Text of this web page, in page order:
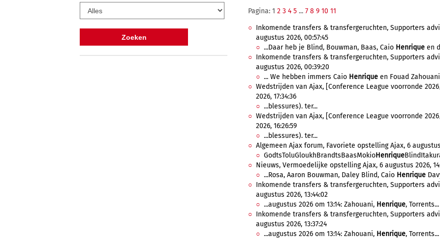
Pagina: 1 2 3 4 5 ... 7 8 9 10 11
Inkomende transfers & transfergeruchten, Supporters
augustus 2026, 00:57:45
...Daar heb je Blind, Bouwman, Baas, Caio Henrique en
Inkomende transfers & transfergeruchten, Supporters
augustus 2026, 00:39:20
... We hebben immers Caio Henrique en Fouad
Wedstrijden van Ajax, [Conference League voorronde
2026, 17:34:36
...blessures). ter...
Wedstrijden van Ajax, [Conference League voorronde
2026, 16:26:59
...blessures). ter...
Algemeen Ajax forum, Favoriete opstelling Ajax, 6 augustus
GodtsToluGloukhBrandtsBaasMokioHenrique
Nieuws, Vermoedelijke opstelling Ajax, 6 augustus 2026,
...Rosa, Aaron Bouwman, Daley Blind, Caio Henrique
Inkomende transfers & transfergeruchten, Supporters
augustus 2026, 13:44:02
...augustus 2026 om 13:14: Zahouani, Henrique,
Inkomende transfers & transfergeruchten, Supporters
augustus 2026, 13:37:24
...augustus 2026 om 13:14: Zahouani, Henrique,